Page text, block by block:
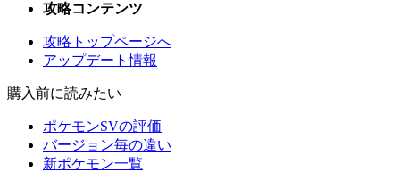
攻略コンテンツ
攻略トップページへ
アップデート情報
購入前に読みたい
ポケモンSVの評価
バージョン毎の違い
新ポケモン一覧